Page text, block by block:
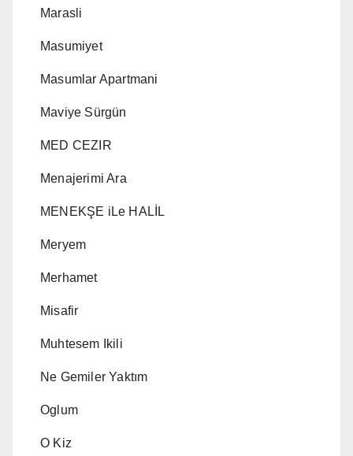
Marasli
Masumiyet
Masumlar Apartmani
Maviye Sürgün
MED CEZIR
Menajerimi Ara
MENEKŞE iLe HALİL
Meryem
Merhamet
Misafir
Muhtesem Ikili
Ne Gemiler Yaktım
Oglum
O Kiz